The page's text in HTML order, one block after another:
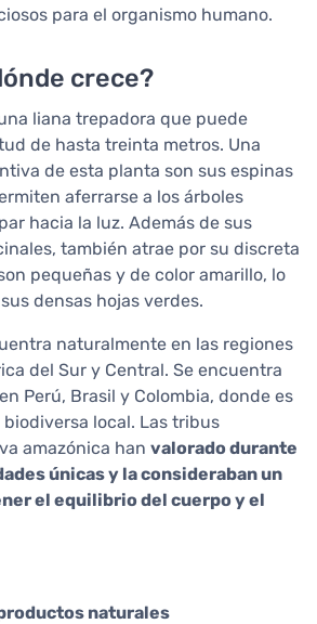
para el organismo humano.
crece?
liana trepadora que puede
de hasta treinta metros. Una
de esta planta son sus espinas
aferrarse a los árboles
hacia la luz. Además de sus
también atrae por su discreta
pequeñas y de color amarillo, lo
densas hojas verdes.
naturalmente en las regiones
del Sur y Central. Se encuentra
Perú, Brasil y Colombia, donde es
local. Las tribus
amazónica han valorado durante
únicas y la consideraban un
el equilibrio del cuerpo y el
naturales